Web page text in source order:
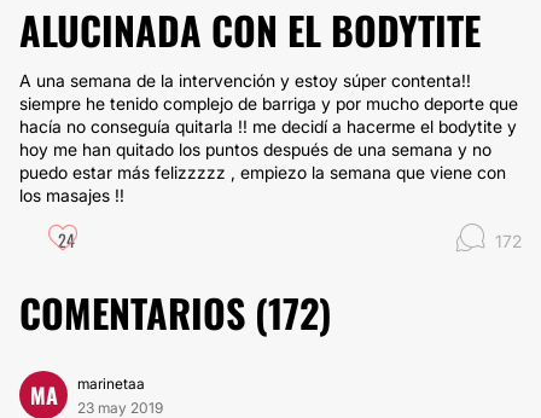
ALUCINADA CON EL BODYTITE
A una semana de la intervención y estoy súper contenta!!
siempre he tenido complejo de barriga y por mucho deporte que
hacía no conseguía quitarla !! me decidí a hacerme el bodytite y
hoy me han quitado los puntos después de una semana y no
puedo estar más felizzzzz , empiezo la semana que viene con
los masajes !!
24 172
COMENTARIOS (172)
MA
marinetaa
23 may 2019